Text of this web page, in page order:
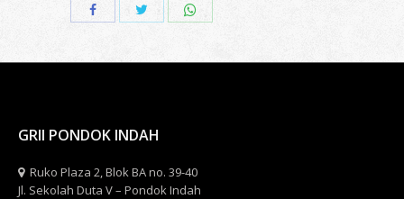
Facebook Twitter
WhatsApp
GRII PONDOK INDAH
Ruko Plaza 2, Blok BA no. 39-40
Jl. Sekolah Duta V – Pondok Indah